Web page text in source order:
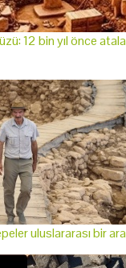
12 bin yıl önce
uluslararası bir